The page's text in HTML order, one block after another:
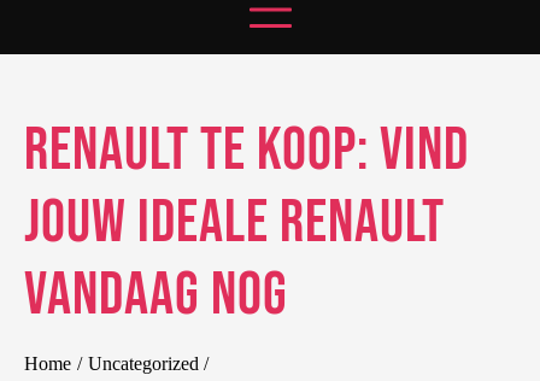
Renault te koop: Vind
jouw ideale Renault
vandaag nog
Home
Uncategorized